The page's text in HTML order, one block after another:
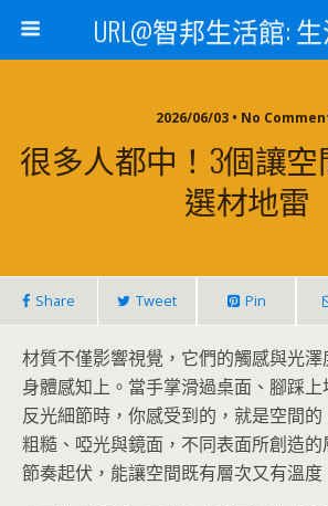
URL@智邦生活館:
2026/06/03 • No
很多人都中！3個讓
選材地雷
Share Tweet Pin
材質不僅影響視覺，它們的觸感與光
身體感知上。當手掌滑過桌面、腳踩
反光細節時，你感受到的，就是空間
粗糙、啞光與鏡面，不同表面所創造
節奏起伏，能讓空間既有層次又有溫度